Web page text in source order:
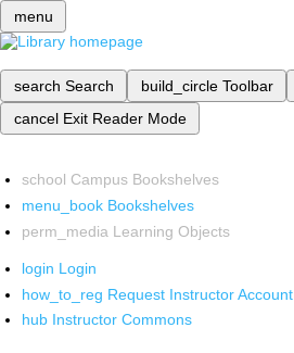
menu
search Search build_circle Toolbar
cancel Exit Reader Mode
school Campus Bookshelves
menu_book Bookshelves
perm_media Learning Objects
login Login
how_to_reg Request Instructor Account
hub Instructor Commons